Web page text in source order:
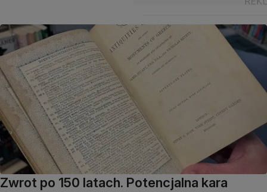
Zwrot po 150 latach. Potencjalna kara